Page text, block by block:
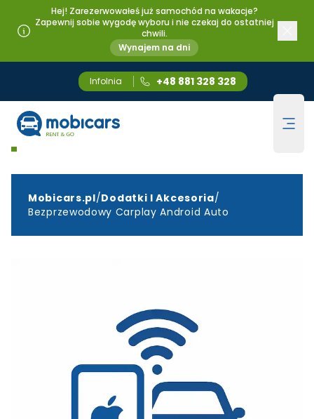
Hej! Zarezerwowałeś już samochód na wakacje?
Zapewnij sobie wygodę wyboru i nie czekaj do ostatniej
chwili.
Wynajem na dni
Infolnia +48 881 328 328
Mobicars.pl
Bezprzewodowy CarPlay /
Android Auto
Mobicars.pl/Dodatki I Akcesoria/
Bezprzewodowy Carplay Android Auto